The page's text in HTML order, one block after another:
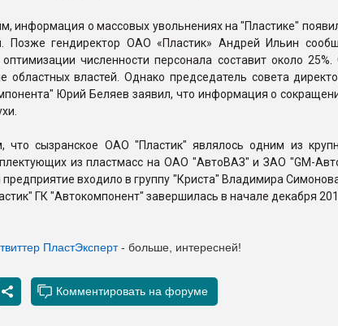
информация о массовых увольнениях на "Пластике"
Позже гендиректор ОАО «Пластик» Андрей Ильин
численности персонала составит около
областных властей. Однако председатель совета
Юрий Беляев заявил, что информация о
что сызранское ОАО "Пластик" являлось одним из
из пластмасс на ОАО "АвтоВАЗ" и ЗАО "GM-
входило в группу "Криста" Владимира
ГК "Автокомпонент" завершилась в начале декабря
твиттер ПластЭксперт- больше, интересней!